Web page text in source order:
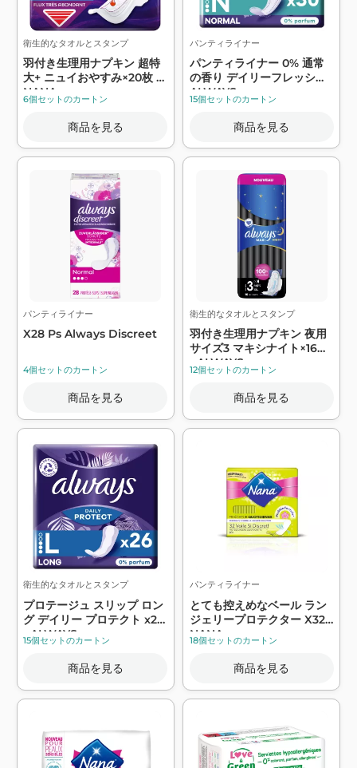
衛生的なタオルとスタンプ
羽付き生理用ナプキン 超特
大+ ニュイおやすみ×20枚 -
NANA
6個セットのカートン
商品を見る
パンティライナー
パンティライナー 0% 通常
の香り デイリーフレッシュ -
ALWAYS
15個セットのカートン
商品を見る
パンティライナー
X28 Ps Always Discreet
4個セットのカートン
商品を見る
衛生的なタオルとスタンプ
羽付き生理用ナプキン 夜用
サイズ3 マキシナイト×16枚
- ALWAYS
12個セットのカートン
商品を見る
衛生的なタオルとスタンプ
プロテージュ スリップ ロン
グ デイリー プロテクト x26
- ALWAYS
15個セットのカートン
商品を見る
パンティライナー
とても控えめなベール ラン
ジェリープロテクター X32 -
NANA
18個セットのカートン
商品を見る